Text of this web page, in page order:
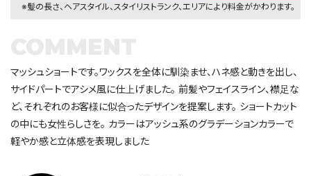
※髪の長さ、ヘアスタイル、スタイリストランク、エリアにより料金がかわります。
マッシュショートです。ワックスを全体に馴染ませ、ハネ感と動きを出し、
サイドパートでアシメ風に仕上げました。 前髪やフェイスライン、襟足な
ど、それぞれのお客様に似合ったデザインを提案します。 ショートカット
の中にも女性らしさを。 カラーはアッシュ系のグラデーションカラーで
軽やか感と立体感を表現しました